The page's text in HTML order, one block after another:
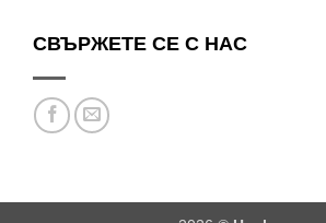
СВЪРЖЕТЕ СЕ С НАС